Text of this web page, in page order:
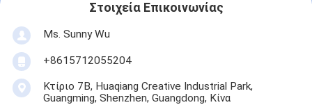
Στοιχεία Επικοινωνίας
Ms. Sunny Wu
+8615712055204
Κτίριο 7Β, Huaqiang Creative Industrial Park,
Guangming, Shenzhen, Guangdong, Κίνα